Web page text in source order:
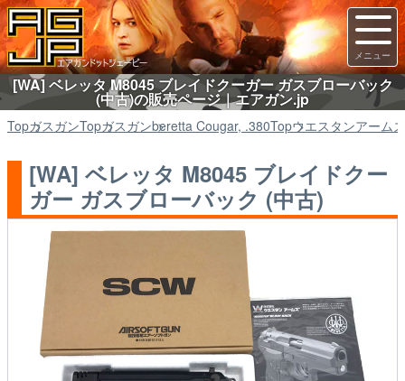
[WA] ベレッタ M8045 ブレイドクーガー ガスブローバック
(中古)の販売ページ｜エアガン.jp
TopガスガンTopガスガンberetta Cougar, .380Topウエスタンアームズ
[WA] ベレッタ M8045 ブレイドクー
ガー ガスブローバック (中古)